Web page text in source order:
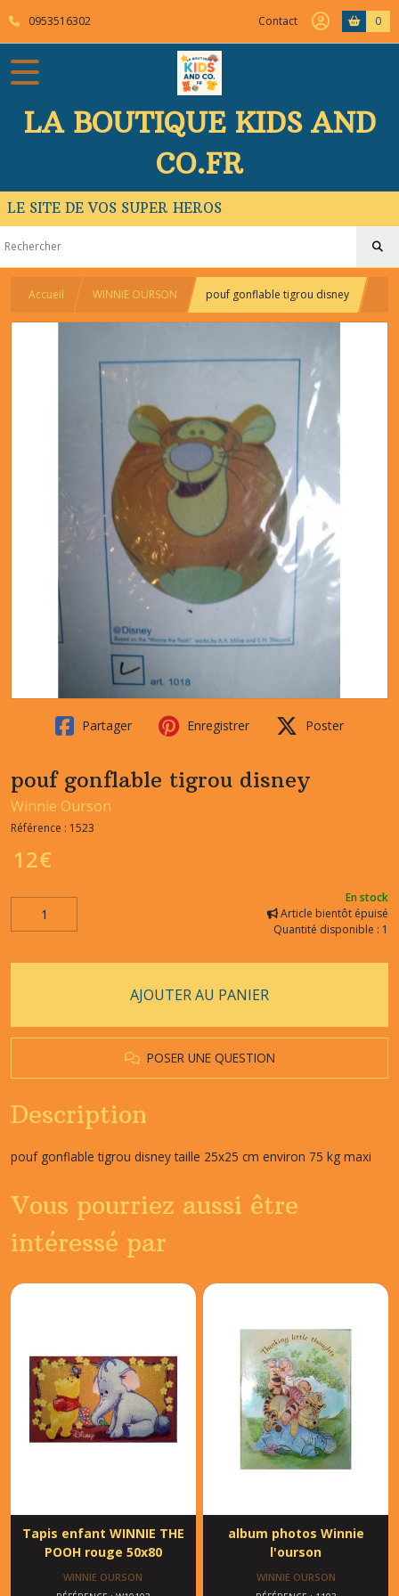
0953516302 Contact 0
LA BOUTIQUE KIDS AND
CO.FR
LE SITE DE VOS SUPER HEROS
Accueil WINNIE OURSON pouf gonflable tigrou disney
Partager Enregistrer Poster
pouf gonflable tigrou disney
Winnie Ourson
Référence : 1523
12€
En stock
Article bientôt épuisé
Quantité disponible : 1
AJOUTER AU PANIER
POSER UNE QUESTION
Description
pouf gonflable tigrou disney taille 25x25 cm environ 75 kg maxi
Vous pourriez aussi être
intéressé par
Tapis enfant WINNIE THE
POOH rouge 50x80
WINNIE OURSON
album photos Winnie
l'ourson
WINNIE OURSON